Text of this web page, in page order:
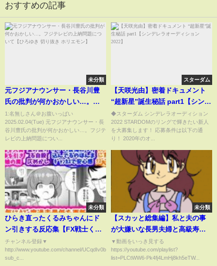
おすすめの記事
未分類
元フジアナウンサー・長谷川豊
氏の批判が何かおかしい…。フ
ジテレビの上納問題について
【ひろゆき 切り抜き ホリエモ
ン】
1:名無しさん＠お腹いっぱい
2025.02.04(Tue) 元フジアナウンサー・長
谷川豊氏の批判が何かおかしい…。フジテ
レビの上納問題につい...
スターダム
【天咲光由】密着ドキュメント
“超新星”誕生秘話 part1【シンデ
レラオーディション2022】
◆スターダム シンデレラオーディション
2022 STARDOMのリングで輝きたい新人
を大募集します！ 応募条件は以下の通
り！ 2020年のオ...
未分類
ひらき直ったくるみちゃんにド
ン引きする反応集【FX戦士くる
みちゃん】【43話】
チャンネル登録▼
http://www.youtube.com/channel/UCqdIv0bRRu3HujI6dHuzw6Q?
sub_c...
未分類
【スカッと総集編】私と夫の事
が大嫌いな長男夫婦と高級寿司
屋へ行くと私達の席がない。長
男「予約間違えたw財布おいて帰
れw」私「いいけどアナタ達本当
▼動画をいっき見する
https://youtube.com/playlist?
list=PLCtWW6-Pk4fj4LmHj8kh5eTW...